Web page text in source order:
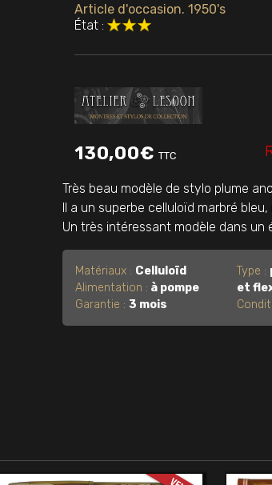
Article d'occasion. 1950's
État :
130,00€ TTC
Très beau modèle de stylo plume
Il a un superbe celluloïd marbré
Un très intéressant modèle dans un
Matériaux : Celluloïd
Alimentation : à pompe
Garantie : 3 mois
Type :
et